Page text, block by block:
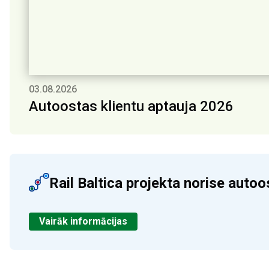
Autoostas klientu aptauja 2026
03.08.2026
Rail Baltica projekta norise
Vairāk informācijas